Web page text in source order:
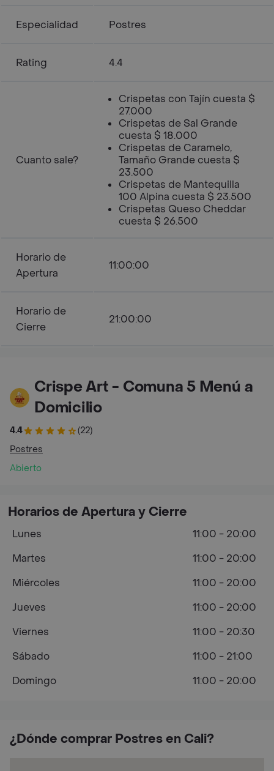
Especialidad Postres
Rating 4.4
Cuanto sale?
Crispetas con Tajín cuesta $
27.000
Crispetas de Sal Grande
cuesta $ 18.000
Crispetas de Caramelo,
Tamaño Grande cuesta $
23.500
Crispetas de Mantequilla
100 Alpina cuesta $ 23.500
Crispetas Queso Cheddar
cuesta $ 26.500
Horario de
Apertura
11:00:00
Horario de
Cierre
21:00:00
Crispe Art - Comuna 5 Menú a
Domicilio
4.4
(22)
Postres
Abierto
¿Dónde comprar Postres en Cali?
Horarios de Apertura y Cierre
Lunes
11:00 - 20:00
Martes
11:00 - 20:00
Miércoles
11:00 - 20:00
Jueves
11:00 - 20:00
Viernes
11:00 - 20:30
Sábado
11:00 - 21:00
Domingo
11:00 - 20:00